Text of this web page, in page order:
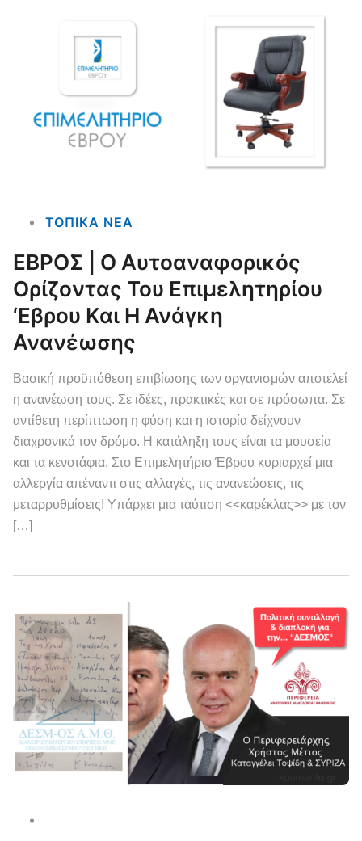
ΤΟΠΙΚΑ NEA
ΕΒΡΟΣ | Ο Αυτοαναφορικός
Ορίζοντας Του Επιμελητηρίου
‘Εβρου Και Η Ανάγκη
Ανανέωσης
Βασική προϋπόθεση επιβίωσης των οργανισμών αποτελεί
η ανανέωση τους. Σε ιδέες, πρακτικές και σε πρόσωπα. Σε
αντίθετη περίπτωση η φύση και η ιστορία δείχνουν
διαχρονικά τον δρόμο. Η κατάληξη τους είναι τα μουσεία
και τα κενοτάφια. Στο Επιμελητήριο Έβρου κυριαρχεί μια
αλλεργία απέναντι στις αλλαγές, τις ανανεώσεις, τις
μεταρρυθμίσεις! Υπάρχει μια ταύτιση <<καρέκλας>> με τον
[…]